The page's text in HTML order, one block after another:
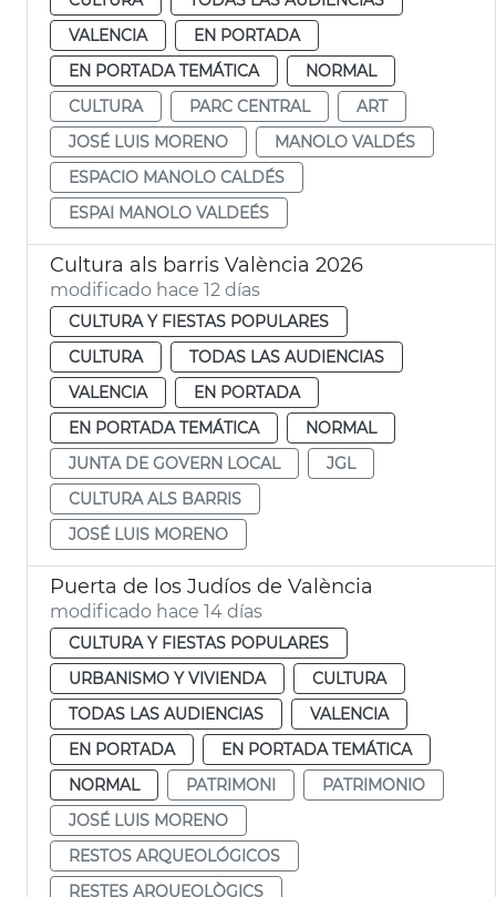
VALENCIA
EN PORTADA
EN PORTADA TEMÁTICA
NORMAL
CULTURA
PARC CENTRAL
ART
JOSÉ LUIS MORENO
MANOLO VALDÉS
ESPACIO MANOLO CALDÉS
ESPAI MANOLO VALDEÉS
Cultura als barris València 2026
modificado hace 12 días
CULTURA Y FIESTAS POPULARES
CULTURA
TODAS LAS AUDIENCIAS
VALENCIA
EN PORTADA
EN PORTADA TEMÁTICA
NORMAL
JUNTA DE GOVERN LOCAL
JGL
CULTURA ALS BARRIS
JOSÉ LUIS MORENO
Puerta de los Judíos de València
modificado hace 14 días
CULTURA Y FIESTAS POPULARES
URBANISMO Y VIVIENDA
CULTURA
TODAS LAS AUDIENCIAS
VALENCIA
EN PORTADA
EN PORTADA TEMÁTICA
NORMAL
PATRIMONI
PATRIMONIO
JOSÉ LUIS MORENO
RESTOS ARQUEOLÓGICOS
RESTES ARQUEOLÒGICS